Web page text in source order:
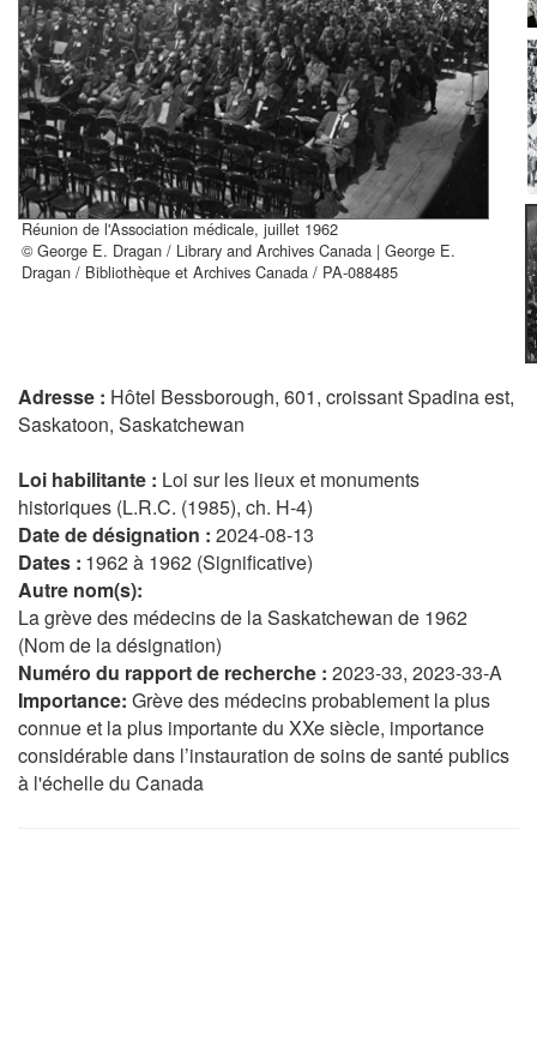
Réunion de l'Association médicale, juillet 1962
© George E. Dragan / Library and Archives Canada | George E.
Dragan / Bibliothèque et Archives Canada / PA-088485
Adresse : Hôtel Bessborough, 601, croissant Spadina est,
Saskatoon, Saskatchewan
Loi habilitante : Loi sur les lieux et monuments
historiques (L.R.C. (1985), ch. H-4)
Date de désignation : 2024-08-13
Dates : 1962 à 1962 (Significative)
Autre nom(s):
La grève des médecins de la Saskatchewan de 1962
(Nom de la désignation)
Numéro du rapport de recherche : 2023-33, 2023-33-A
Importance: Grève des médecins probablement la plus
connue et la plus importante du XXe siècle, importance
considérable dans l’instauration de soins de santé publics
à l'échelle du Canada